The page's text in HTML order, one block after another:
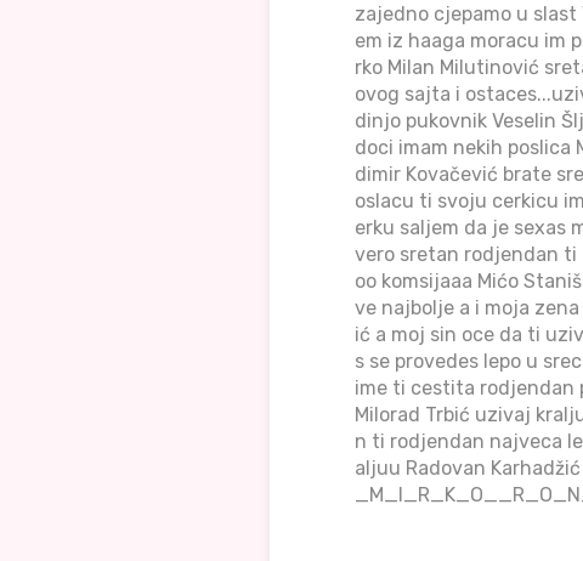
zajedno cjepamo u
em iz haaga moracu im
rko Milan Milutinović
ovog sajta i
dinjo pukovnik Veselin
doci imam nekih poslica
dimir Kovačević brate
oslacu ti svoju cerkicu
erku saljem da je sexas
vero sretan rodjendan ti
oo komsijaaa Mićo
ve najbolje a i moja
ić a moj sin oce da ti
s se provedes lepo u
ime ti cestita rodjendan
Milorad Trbić uzivaj
n ti rodjendan najveca
aljuu Radovan